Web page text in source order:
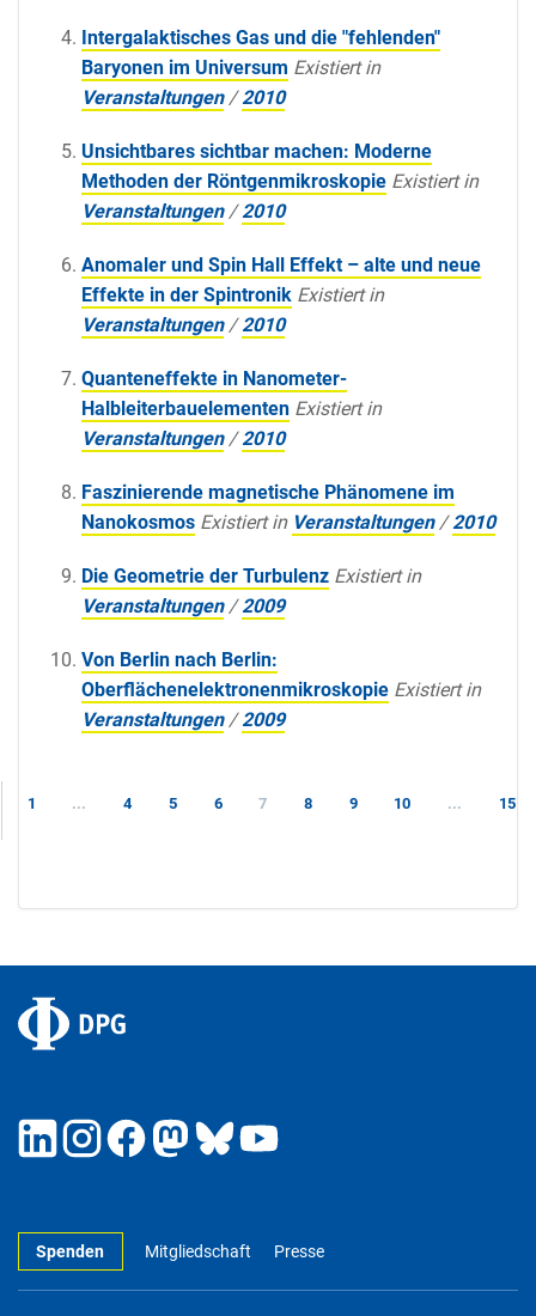
Intergalaktisches Gas und die "fehlenden"
Baryonen im Universum Existiert in
Veranstaltungen /2010
Unsichtbares sichtbar machen: Moderne
Methoden der Röntgenmikroskopie Existiert in
Veranstaltungen /2010
Anomaler und Spin Hall Effekt – alte und neue
Effekte in der Spintronik Existiert in
Veranstaltungen /2010
Quanteneffekte in Nanometer-
Halbleiterbauelementen Existiert in
Veranstaltungen /2010
Faszinierende magnetische Phänomene im
Nanokosmos Existiert in Veranstaltungen /2010
Die Geometrie der Turbulenz Existiert in
Veranstaltungen /2009
Von Berlin nach Berlin:
Oberflächenelektronenmikroskopie Existiert in
Veranstaltungen /2009
1 ... 4 5 6 7 8 9 10 ... 15
Spenden Mitgliedschaft Presse